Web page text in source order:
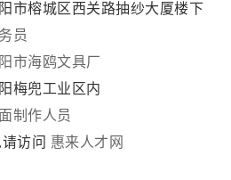
市榕城区西关路抽纱大厦楼下
员
市海鸥文具厂
梅兜工业区内
制作人员
访问 惠来人才网